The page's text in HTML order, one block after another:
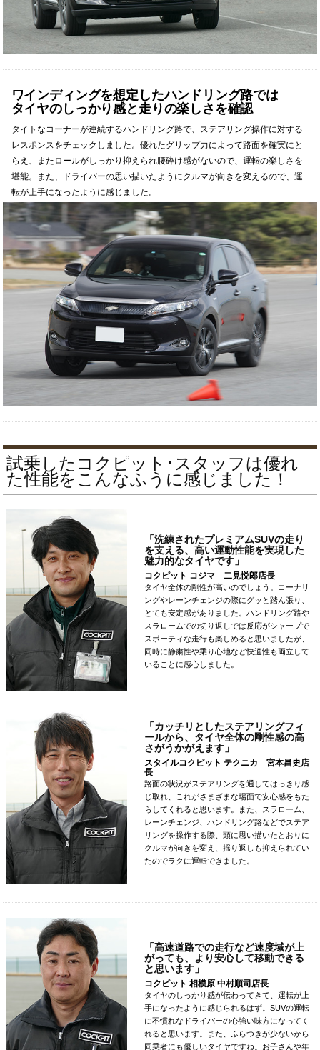
ワインディングを想定したハンドリング路では
タイヤのしっかり感と走りの楽しさを確認
タイトなコーナーが連続するハンドリング路で、ステアリング操作に対する
レスポンスをチェックしました。優れたグリップ力によって路面を確実にと
らえ、またロールがしっかり抑えられ腰砕け感がないので、運転の楽しさを
堪能。また、ドライバーの思い描いたようにクルマが向きを変えるので、運
転が上手になったように感じました。
試乗したコクピット･スタッフは優れ
た性能をこんなふうに感じました！
「洗練されたプレミアムSUVの走り
を支える、高い運動性能を実現した
魅力的なタイヤです」
コクピット コジマ 二見悦郎店長
タイヤ全体の剛性が高いのでしょう。コーナリ
ングやレーンチェンジの際にグッと踏ん張り、
とても安定感がありました。ハンドリング路や
スラロームでの切り返しでは反応がシャープで
スポーティな走行も楽しめると思いましたが、
同時に静粛性や乗り心地など快適性も両立して
いることに感心しました。
「カッチリとしたステアリングフィ
ールから、タイヤ全体の剛性感の高
さがうかがえます」
スタイルコクピット テクニカ 宮本昌史店
長
路面の状況がステアリングを通してはっきり感
じ取れ、これがさまざまな場面で安心感をもた
らしてくれると思います。また、スラローム、
レーンチェンジ、ハンドリング路などでステア
リングを操作する際、頭に思い描いたとおりに
クルマが向きを変え、揺り返しも抑えられてい
たのでラクに運転できました。
「高速道路での走行など速度域が上
がっても、より安心して移動できる
と思います」
コクピット 相模原 中村順司 店長
タイヤのしっかり感が伝わってきて、運転が上
手になったように感じられるはず。SUVの運転
に不慣れなドライバーの心強い味方になってく
れると思います。また、ふらつきが少ないから
同乗者にも優しいタイヤですね。お子さんや年